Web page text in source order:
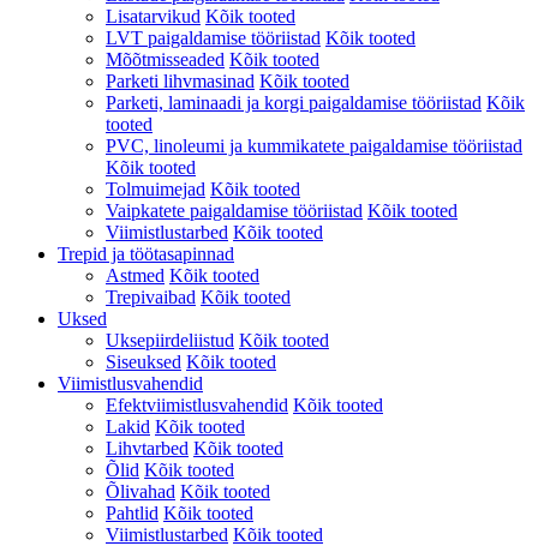
Lisatarvikud Kõik tooted
LVT paigaldamise tööriistad Kõik tooted
Mõõtmisseaded Kõik tooted
Parketi lihvmasinad Kõik tooted
Parketi, laminaadi ja korgi paigaldamise tööriistad Kõik
tooted
PVC, linoleumi ja kummikatete paigaldamise tööriistad
Kõik tooted
Tolmuimejad Kõik tooted
Vaipkatete paigaldamise tööriistad Kõik tooted
Viimistlustarbed Kõik tooted
Trepid ja töötasapinnad
Astmed Kõik tooted
Trepivaibad Kõik tooted
Uksed
Uksepiirdeliistud Kõik tooted
Siseuksed Kõik tooted
Viimistlusvahendid
Efektviimistlusvahendid Kõik tooted
Lakid Kõik tooted
Lihvtarbed Kõik tooted
Õlid Kõik tooted
Õlivahad Kõik tooted
Pahtlid Kõik tooted
Viimistlustarbed Kõik tooted